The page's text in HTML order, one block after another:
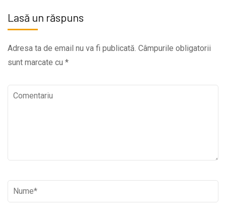
Lasă un răspuns
Adresa ta de email nu va fi publicată. Câmpurile obligatorii
sunt marcate cu *
Comentariu
Nume *